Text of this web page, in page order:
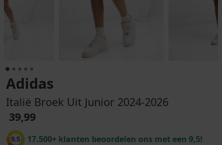
Adidas
Italië Broek Uit Junior 2024-2026
39,99
9.5 17.500+ klanten beoordelen ons met een 9,5!